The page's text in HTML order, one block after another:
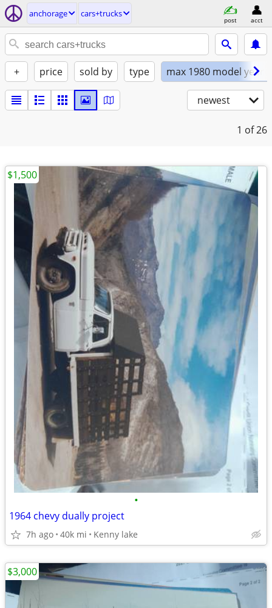
anchorage cars+trucks
post acct
+ price sold by type max 1980 model year
newest
1 of 26
•
1964 chevy dually project
7h ago 40k mi Kenny lake
$1,500
$3,000